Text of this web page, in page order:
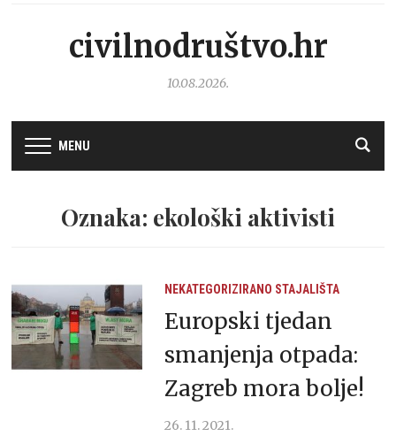
civilnodruštvo.hr
10.08.2026.
MENU
Oznaka: ekološki aktivisti
NEKATEGORIZIRANO STAJALIŠTA
Europski tjedan
smanjenja otpada:
Zagreb mora bolje!
26. 11. 2021.